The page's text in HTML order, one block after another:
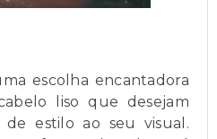
escolha encantadora
liso que desejam
estilo ao seu visual.